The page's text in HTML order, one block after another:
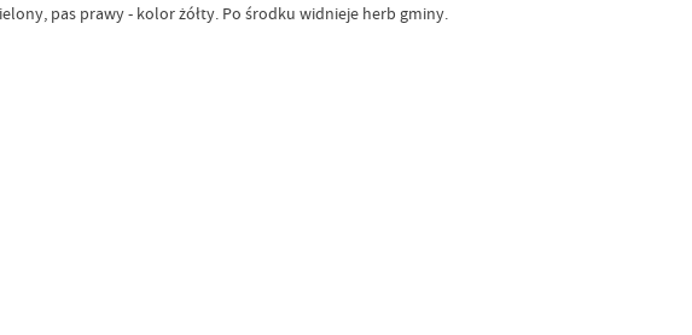
pas prawy - kolor żółty. Po środku widnieje herb gminy.